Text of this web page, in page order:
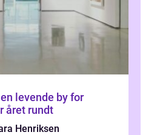
levende by for
året rundt
Henriksen